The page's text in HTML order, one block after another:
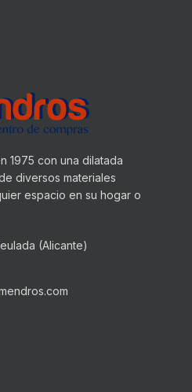
1975 con una dilatada
diversos materiales
espacio en su hogar o
(Alicante)